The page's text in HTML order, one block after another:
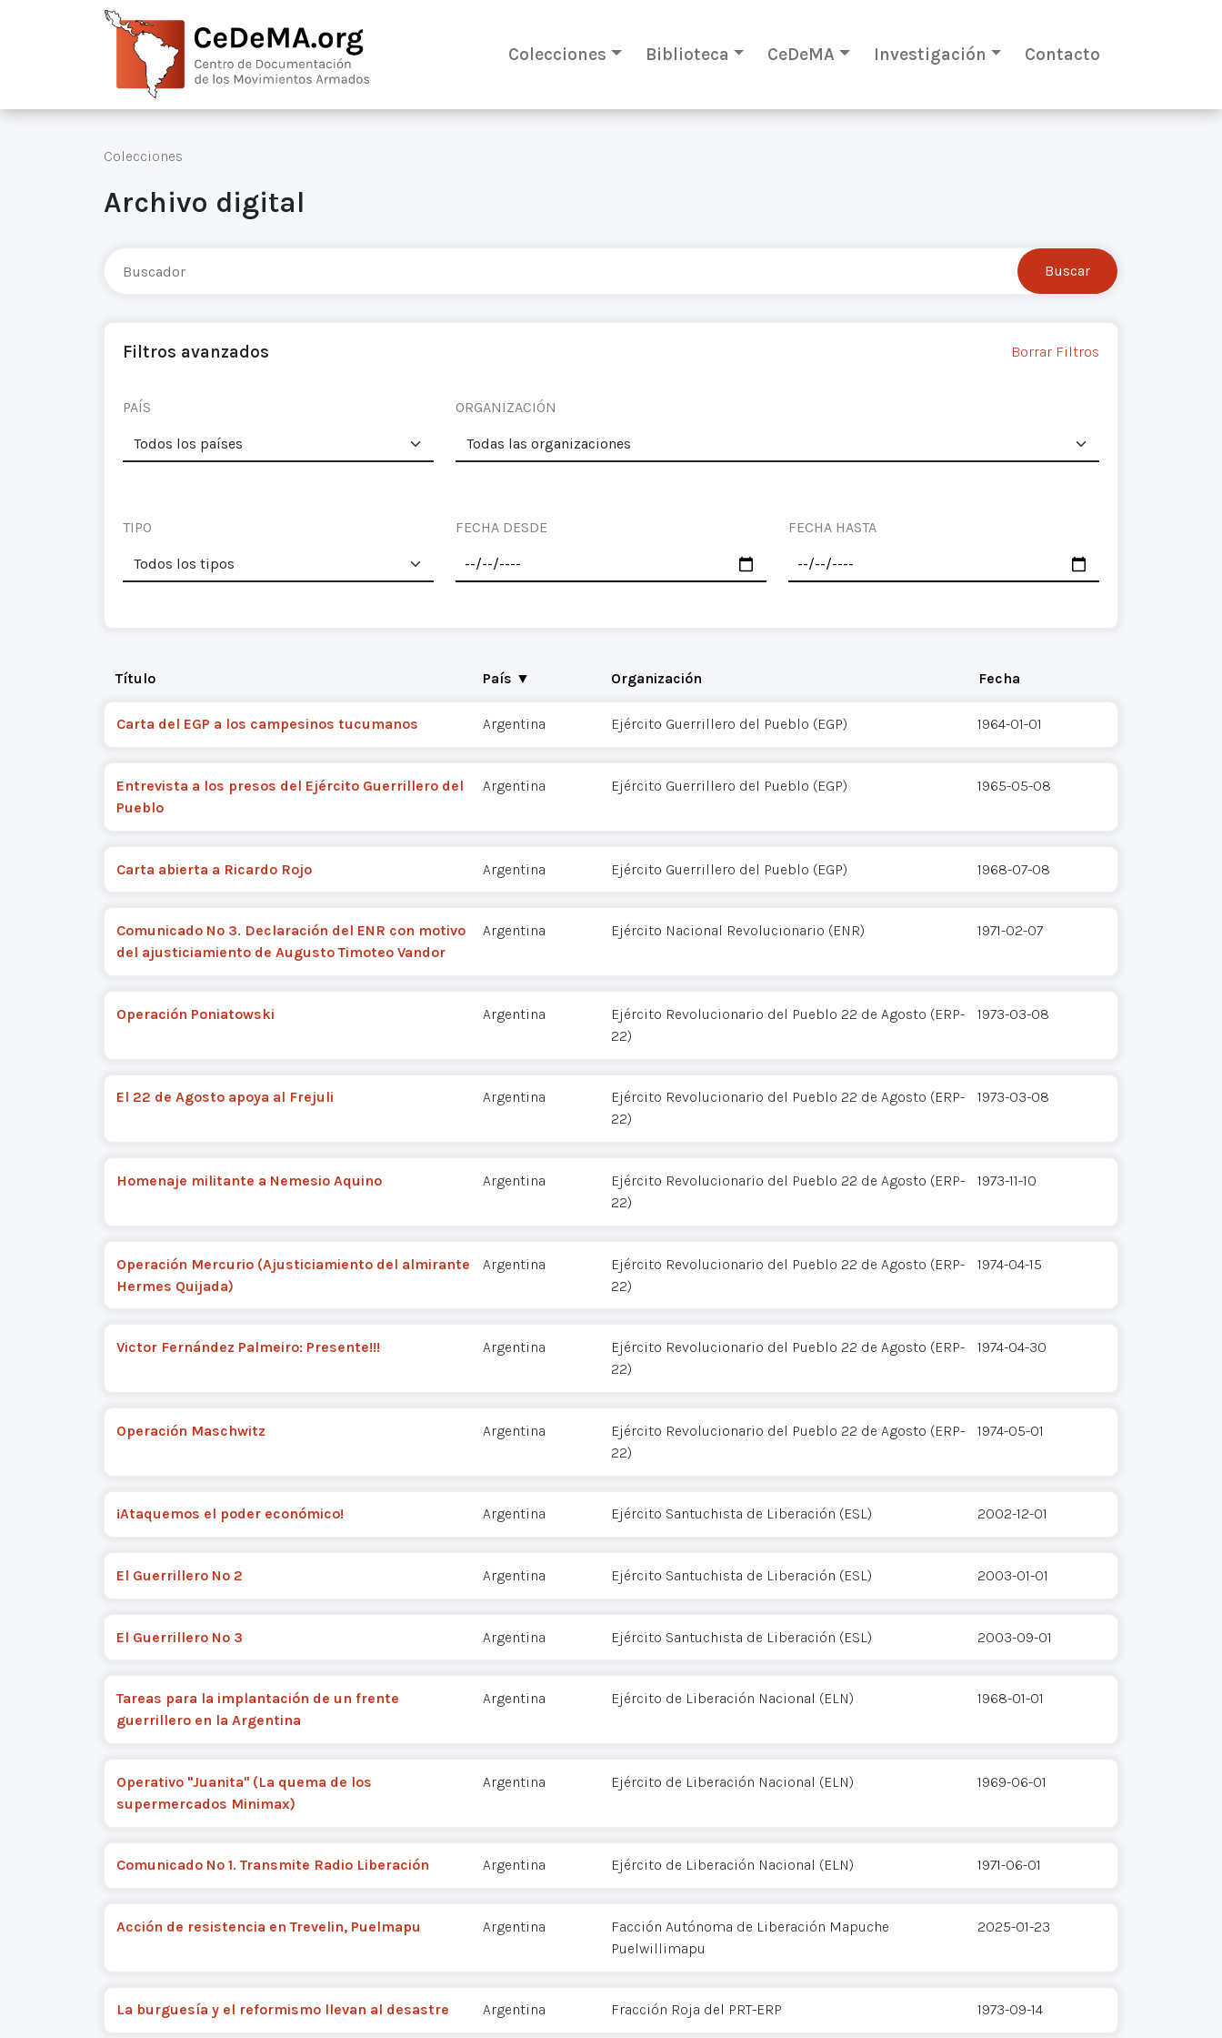
Colecciones Biblioteca CeDeMA Investigación Contacto
Colecciones
Archivo digital
Filtros avanzados Borrar Filtros
PAÍS ORGANIZACIÓN
TIPO FECHA DESDE FECHA HASTA
Título País ▼ Organización Fecha
Carta del EGP a los campesinos tucumanos Argentina Ejército Guerrillero del Pueblo (EGP) 1964-01-01
Entrevista a los presos del Ejército Guerrillero del
Pueblo
Argentina Ejército Guerrillero del Pueblo (EGP) 1965-05-08
Carta abierta a Ricardo Rojo Argentina Ejército Guerrillero del Pueblo (EGP) 1968-07-08
Comunicado Nº 3. Declaración del ENR con motivo
del ajusticiamiento de Augusto Timoteo Vandor
Argentina Ejército Nacional Revolucionario (ENR) 1971-02-07
Operación Poniatowski Argentina
Ejército Revolucionario del Pueblo 22 de Agosto (ERP-
22)
1973-03-08
El 22 de Agosto apoya al Frejuli Argentina
Ejército Revolucionario del Pueblo 22 de Agosto (ERP-
22)
1973-03-08
Homenaje militante a Nemesio Aquino Argentina
Ejército Revolucionario del Pueblo 22 de Agosto (ERP-
22)
1973-11-10
Operación Mercurio (Ajusticiamiento del almirante
Hermes Quijada)
Argentina
Ejército Revolucionario del Pueblo 22 de Agosto (ERP-
22)
1974-04-15
Victor Fernández Palmeiro: Presente!!! Argentina
Ejército Revolucionario del Pueblo 22 de Agosto (ERP-
22)
1974-04-30
Operación Maschwitz Argentina
Ejército Revolucionario del Pueblo 22 de Agosto (ERP-
22)
1974-05-01
¡Ataquemos el poder económico! Argentina Ejército Santuchista de Liberación (ESL) 2002-12-01
El Guerrillero Nº 2 Argentina Ejército Santuchista de Liberación (ESL) 2003-01-01
El Guerrillero Nº 3 Argentina Ejército Santuchista de Liberación (ESL) 2003-09-01
Tareas para la implantación de un frente
guerrillero en la Argentina
Argentina Ejército de Liberación Nacional (ELN) 1968-01-01
Operativo "Juanita" (La quema de los
supermercados Minimax)
Argentina Ejército de Liberación Nacional (ELN) 1969-06-01
Comunicado Nº 1. Transmite Radio Liberación Argentina Ejército de Liberación Nacional (ELN) 1971-06-01
Acción de resistencia en Trevelin, Puelmapu Argentina
Facción Autónoma de Liberación Mapuche
Puelwillimapu
2025-01-23
La burguesía y el reformismo llevan al desastre Argentina Fracción Roja del PRT-ERP 1973-09-14